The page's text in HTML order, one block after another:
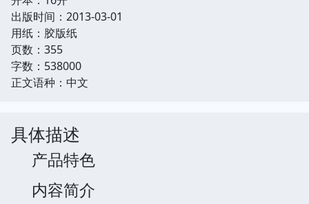
出版时间：2013-03-01
用纸：胶版纸
页数：355
字数：538000
正文语种：中文
具体描述
产品特色
内容简介